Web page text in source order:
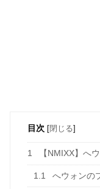
目次 [閉じる]
1 【NMIXX】へ
1.1 へウォンの